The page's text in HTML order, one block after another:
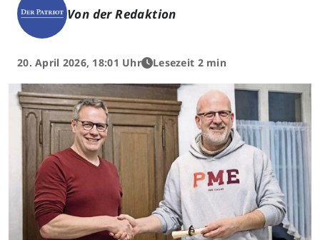
Von der Redaktion
20. April 2026, 18:01 Uhr Lesezeit 2 min